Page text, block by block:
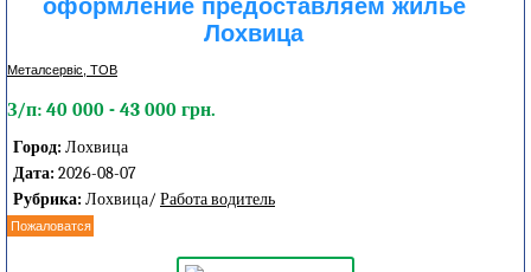
оформление предоставляем жилье
Лохвица
Металсервіс, ТОВ
З/п: 40 000 - 43 000 грн.
Город: Лохвица
Дата: 2026-08-07
Рубрика: Лохвица/ Работа водитель
Пожаловатся